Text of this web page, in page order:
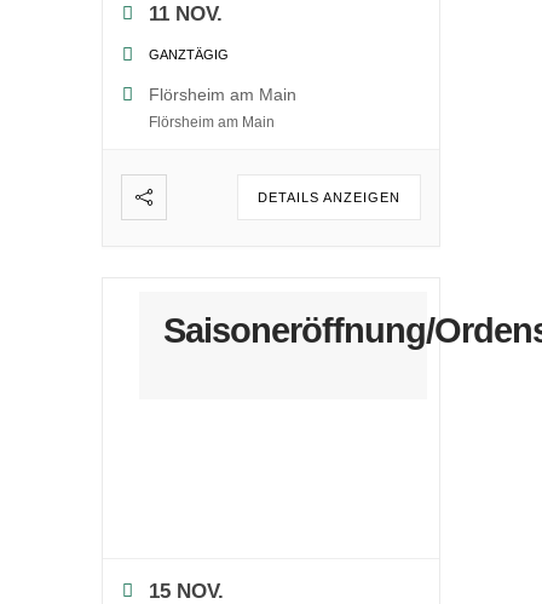
11 NOV.
GANZTÄGIG
Flörsheim am Main
Flörsheim am Main
DETAILS ANZEIGEN
Saisoneröffnung/
15 NOV.